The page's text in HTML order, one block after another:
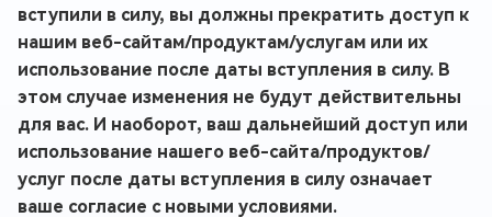
вступили в силу, вы должны прекратить доступ к
нашим веб-сайтам/продуктам/услугам или их
использование после даты вступления в силу. В
этом случае изменения не будут действительны
для вас. И наоборот, ваш дальнейший доступ или
использование нашего веб-сайта/продуктов/
услуг после даты вступления в силу означает
ваше согласие с новыми условиями.